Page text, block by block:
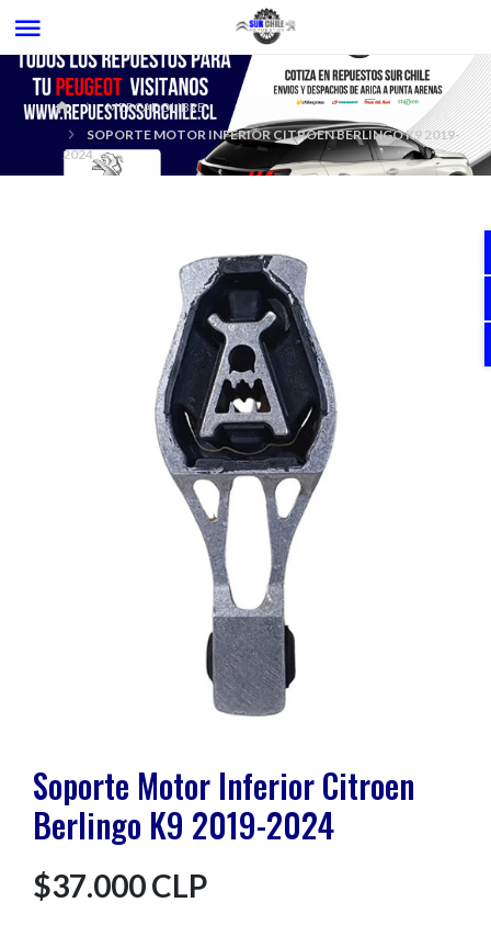
MERCADOLIBRE
SOPORTE MOTOR INFERIOR CITROEN BERLINGO K9 2019-
2024
Soporte Motor Inferior Citroen
Berlingo K9 2019-2024
$37.000 CLP